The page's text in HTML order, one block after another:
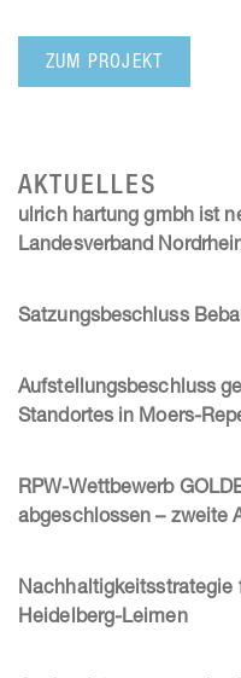
ZUM PROJEKT
AKTUELLES
ulrich hartung gmbh ist
Landesverband
Satzungsbeschluss
Aufstellungsbeschluss
Standortes in Moers-
RPW-Wettbewerb
abgeschlossen – zweite
Nachhaltigkeitsstrategie
Heidelberg-Leimen